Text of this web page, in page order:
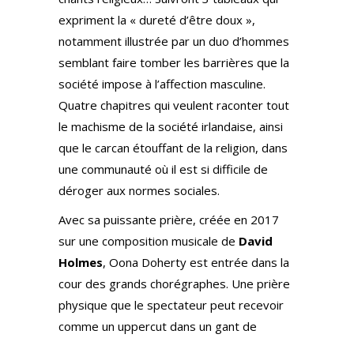
expriment la « dureté d’être doux »,
notamment illustrée par un duo d’hommes
semblant faire tomber les barrières que la
société impose à l’affection masculine.
Quatre chapitres qui veulent raconter tout
le machisme de la société irlandaise, ainsi
que le carcan étouffant de la religion, dans
une communauté où il est si difficile de
déroger aux normes sociales.
Avec sa puissante prière, créée en 2017
sur une composition musicale de David
Holmes, Oona Doherty est entrée dans la
cour des grands chorégraphes. Une prière
physique que le spectateur peut recevoir
comme un uppercut dans un gant de